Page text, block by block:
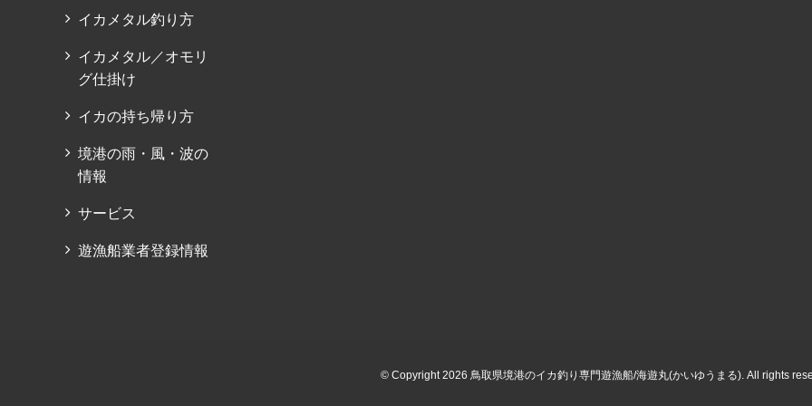
イカメタル釣り方
イカメタル／オモリ
グ仕掛け
イカの持ち帰り方
境港の雨・風・波の
情報
サービス
遊漁船業者登録情報
© Copyright 2026 鳥取県境港のイカ釣り専門遊漁船/海遊丸(かいゆうまる). All rights